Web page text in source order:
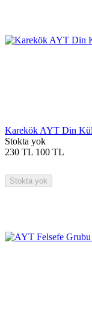
Karekök AYT Din
Stokta yok
230 TL 100 TL
Stokta yok